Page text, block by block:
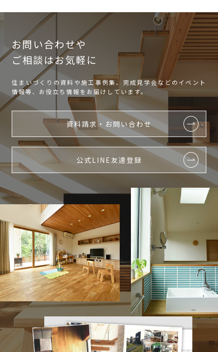
お問い合わせや
ご相談はお気軽に
住まいづくりの資料や施工事例集、完成見学会などのイベント
情報等、お役立ち情報をお届けしています。
資料請求・お問い合わせ
公式LINE友達登録